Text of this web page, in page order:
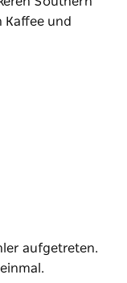
Kaffee und
Sie zwischen
frisch
und
und
auf ihren
See auch mit
aufgetreten.